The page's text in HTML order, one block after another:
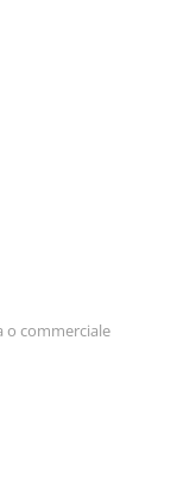
o commerciale